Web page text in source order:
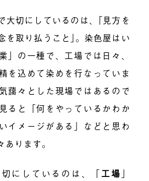
大切にしているのは、｢見方を
を取り払うこと｣。染色屋はい
」の一種で、工場では日々、
を込めて染めを行なっていま
藹々とした現場ではあるので
ると「何をやっているかわか
イメージがある」などと思わ
ります。
にしているのは、 「 工場 」